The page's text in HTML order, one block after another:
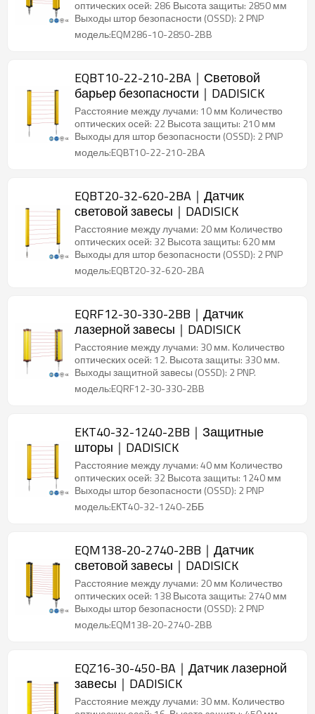
оптических осей: 286 Высота защиты: 2850 мм
Выходы штор безопасности (OSSD): 2 PNP
модель:EQM286-10-2850-2BB
EQBT10-22-210-2BA｜Световой
барьер безопасности｜DADISICK
Расстояние между лучами: 10 мм Количество
оптических осей: 22 Высота защиты: 210 мм
Выходы для штор безопасности (OSSD): 2 PNP
модель:EQBT10-22-210-2BА
EQBT20-32-620-2BA｜Датчик
световой завесы｜DADISICK
Расстояние между лучами: 20 мм Количество
оптических осей: 32 Высота защиты: 620 мм
Выходы для штор безопасности (OSSD): 2 PNP
модель:EQBT20-32-620-2BA
EQRF12-30-330-2BB｜Датчик
лазерной завесы｜DADISICK
Расстояние между лучами: 30 мм. Количество
оптических осей: 12. Высота защиты: 330 мм.
Выходы защитной завесы (OSSD): 2 PNP.
модель:EQRF12-30-330-2BB
EKT40-32-1240-2BB｜Защитные
шторы｜DADISICK
Расстояние между лучами: 40 мм Количество
оптических осей: 32 Высота защиты: 1240 мм
Выходы штор безопасности (OSSD): 2 PNP
модель:EКТ40-32-1240-2ББ
EQM138-20-2740-2BB｜Датчик
световой завесы｜DADISICK
Расстояние между лучами: 20 мм Количество
оптических осей: 138 Высота защиты: 2740 мм
Выходы штор безопасности (OSSD): 2 PNP
модель:EQM138-20-2740-2BB
EQZ16-30-450-BA｜Датчик лазерной
завесы｜DADISICK
Расстояние между лучами: 30 мм. Количество